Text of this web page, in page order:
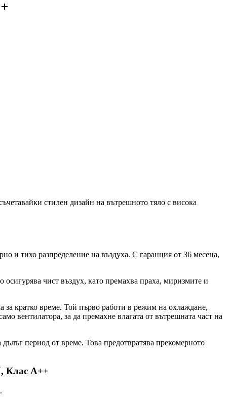
стилен дизайн на вътрешното тяло с висока
и тихо разпределение на въздуха. С гаранция от 36 месеца,
осигурява чист въздух, като премахва праха, миризмите и
за кратко време. Той първо работи в режим на охлаждане,
вентилатора, за да премахне влагата от вътрешната част на
период от време. Това предотвратява прекомерното
Клас A++